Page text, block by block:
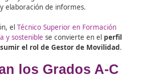
el Técnico
Segura y
es el candidato